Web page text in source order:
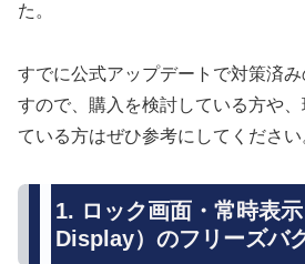
た。
すでに公式アップデートで対策済
すので、購入を検討している方や
ている方はぜひ参考にしてください
1. ロック画面・常時表
Display）のフリーズバ